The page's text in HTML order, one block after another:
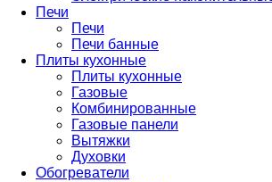
Печи
Печи
Печи банные
Плиты кухонные
Плиты кухонные
Газовые
Комбинированные
Газовые панели
Вытяжки
Духовки
Обогреватели